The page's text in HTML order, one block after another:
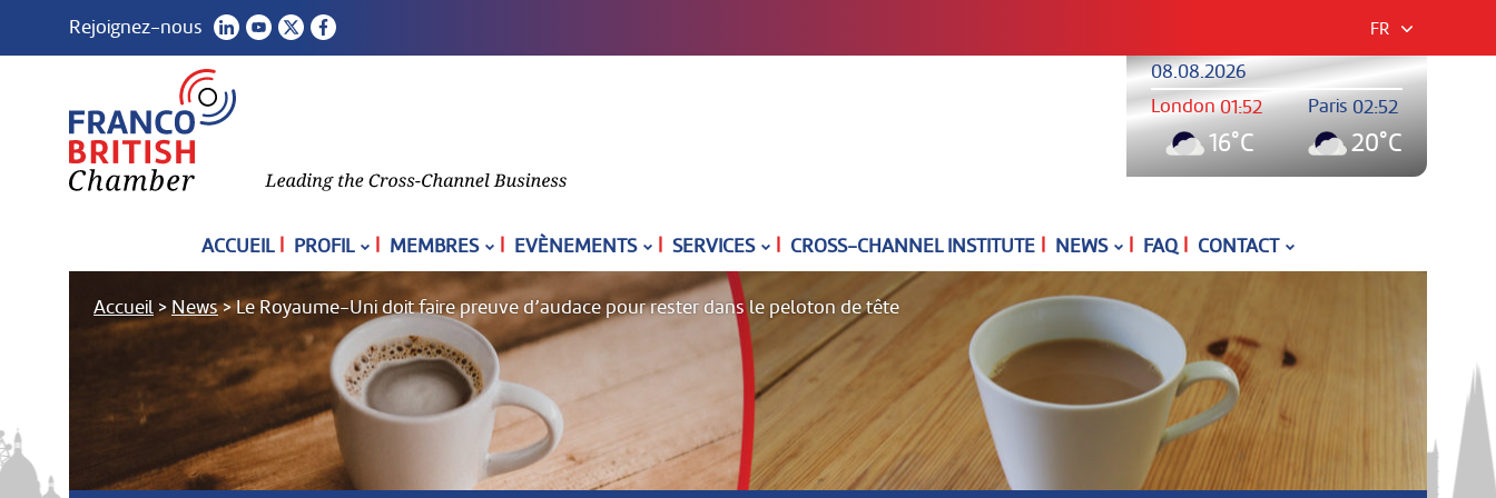
Rejoignez-nous FR
08.08.2026
London01:52
16°C
Paris 02:52
20°C
ACCUEIL PROFIL MEMBRES EVÈNEMENTS SERVICES CROSS-CHANNEL INSTITUTE NEWS FAQ CONTACT
Accueil >News>Le Royaume-Uni doit faire preuve d’audace pour rester dans le peloton de tête